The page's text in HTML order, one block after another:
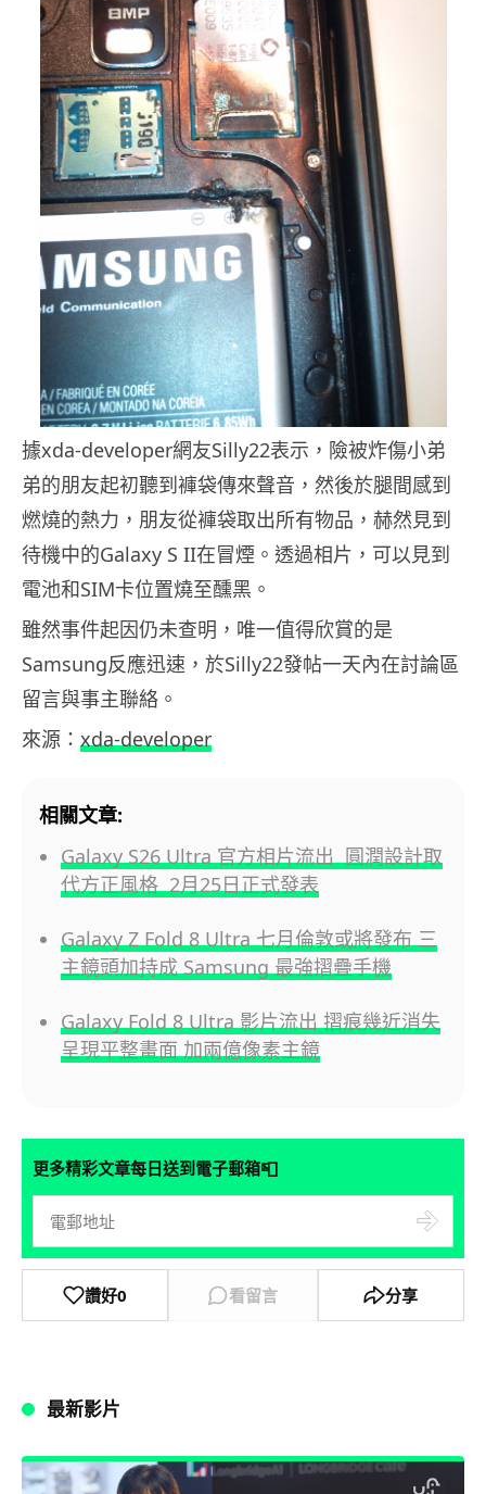
據xda-developer網友Silly22表示，險被炸傷小弟
弟的朋友起初聽到褲袋傳來聲音，然後於腿間感到
燃燒的熱力，朋友從褲袋取出所有物品，赫然見到
待機中的Galaxy S II在冒煙。透過相片，可以見到
電池和SIM卡位置燒至醺黑。
雖然事件起因仍未查明，唯一值得欣賞的是
Samsung反應迅速，於Silly22發帖一天內在討論區
留言與事主聯絡。
來源： xda-developer
相關文章:
Galaxy S26 Ultra 官方相片流出 圓潤設計取
代方正風格 2月25日正式發表
Galaxy Z Fold 8 Ultra 七月倫敦或將發布 三
主鏡頭加持成 Samsung 最強摺疊手機
Galaxy Fold 8 Ultra 影片流出 摺痕幾近消失
呈現平整畫面 加兩億像素主鏡
更多精彩文章每日送到電子郵箱📮
讚好0 看留言 分享
最新影片